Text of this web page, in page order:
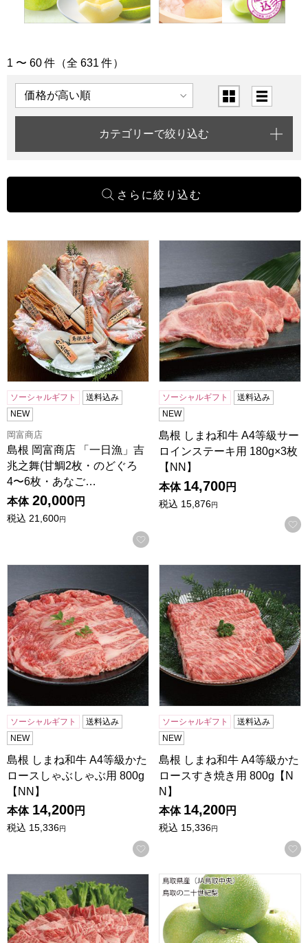
「中国・四国」の商品一覧
1 〜 60 件（全 631 件）
表示順 表示切替
カテゴリーで絞り込む
島根 岡富商店 「一日漁」吉兆之舞(甘鯛2枚・のどぐろ4〜
ソーシャルギフト
送料込み
NEW
岡富商店
島根 岡富商店 「一日漁」吉
兆之舞(甘鯛2枚・のどぐろ
4〜6枚・あなご…
本体 20,000円
税込 21,600円
お気に入りに登録する
ソーシャルギフト
送料込み
NEW
島根 しまね和牛 A4等級サー
ロインステーキ用 180g×3枚
【NN】
本体 14,700円
税込 15,876円
ソーシャルギフト
送料込み
NEW
島根 しまね和牛 A4等級かた
ロースしゃぶしゃぶ用 800g
【NN】
本体 14,200円
税込 15,336円
お気に入りに登録する
ソーシャルギフト
送料込み
NEW
島根 しまね和牛 A4等級かた
ロースすき焼き用 800g【N
N】
本体 14,200円
税込 15,336円
島根 しまね和牛 A4等級かたロース焼肉用 800g【NN】
鳥取県産(JA鳥取中央)鳥取の